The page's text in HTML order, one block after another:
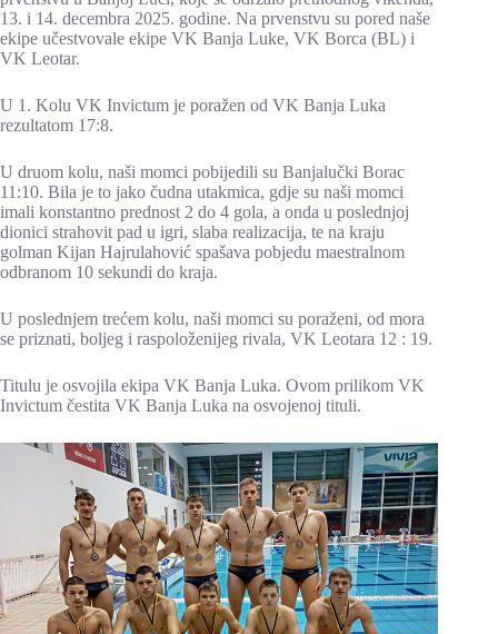
13. i 14. decembra 2025. godine. Na prvenstvu su pored naše
ekipe učestvovale ekipe VK Banja Luke, VK Borca (BL) i
VK Leotar.
U 1. Kolu VK Invictum je poražen od VK Banja Luka
rezultatom 17:8.
U druom kolu, naši momci pobijedili su Banjalučki Borac
11:10. Bila je to jako čudna utakmica, gdje su naši momci
imali konstantno prednost 2 do 4 gola, a onda u poslednjoj
dionici strahovit pad u igri, slaba realizacija, te na kraju
golman Kijan Hajrulahović spašava pobjedu maestralnom
odbranom 10 sekundi do kraja.
U poslednjem trećem kolu, naši momci su poraženi, od mora
se priznati, boljeg i raspoloženijeg rivala, VK Leotara 12 : 19.
Titulu je osvojila ekipa VK Banja Luka. Ovom prilikom VK
Invictum čestita VK Banja Luka na osvojenoj tituli.